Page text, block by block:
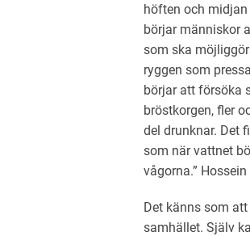
höften och
börjar människor
som ska
ryggen som
börjar att försöka
bröstkorgen, fler
del drunknar. Det
som när vattnet
vågorna.”
Det känns som
samhället. Själv